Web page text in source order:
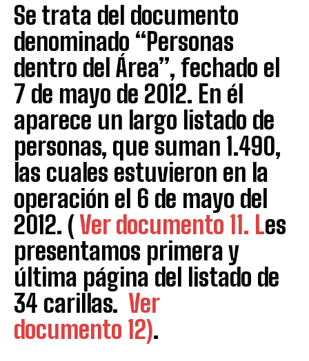
Se trata del documento
denominado “Personas
dentro del Área”, fechado el
7 de mayo de 2012. En él
aparece un largo listado de
personas, que suman 1.490,
las cuales estuvieron en la
operación el 6 de mayo del
2012. (Ver documento 11. Les
presentamos primera y
última página del listado de
34 carillas. Ver
documento 12).